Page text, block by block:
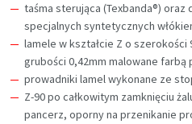
taśma sterująca (Texbanda®) oraz
specjalnych syntetycznych
lamele w kształcie Z o szerokości
grubości 0,42mm malowane farbą
prowadniki lamel wykonane ze
Z-90 po całkowitym zamknięciu
pancerz, oporny na przenikanie